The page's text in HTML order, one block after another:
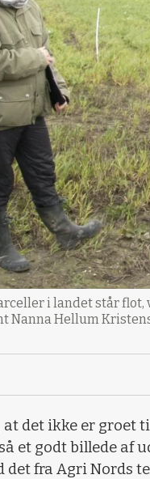
i landet står
Nanna Hellum
det ikke er groet
et godt billede af
det fra Agri Nords